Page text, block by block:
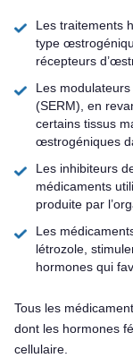
Les traitements
type
récepteurs
Les
(SERM), en
certains tissus
œstrogéniques
Les inhibiteurs
médicaments
produite par
Les
létrozole,
hormones qui
Tous les
dont les hormones
cellulaire.